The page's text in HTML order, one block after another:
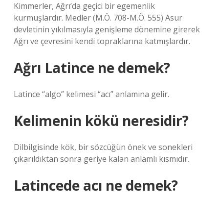
Kimmerler, Ağrı’da geçici bir egemenlik
kurmuşlardır. Medler (M.Ö. 708-M.Ö. 555) Asur
devletinin yıkılmasıyla genişleme dönemine girerek
Ağrı ve çevresini kendi topraklarına katmışlardır.
Ağrı Latince ne demek?
Latince “algo” kelimesi “acı” anlamına gelir.
Kelimenin kökü neresidir?
Dilbilgisinde kök, bir sözcüğün önek ve sonekleri
çıkarıldıktan sonra geriye kalan anlamlı kısmıdır.
Latincede acı ne demek?